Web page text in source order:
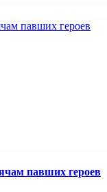
павших героев